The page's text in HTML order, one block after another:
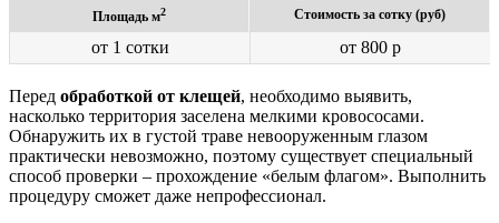
Площадь м2 Стоимость за сотку (руб)
от 1 сотки от 800 р
Перед обработкой от клещей, необходимо выявить,
насколько территория заселена мелкими кровососами.
Обнаружить их в густой траве невооруженным глазом
практически невозможно, поэтому существует специальный
способ проверки – прохождение «белым флагом». Выполнить
процедуру сможет даже непрофессионал.